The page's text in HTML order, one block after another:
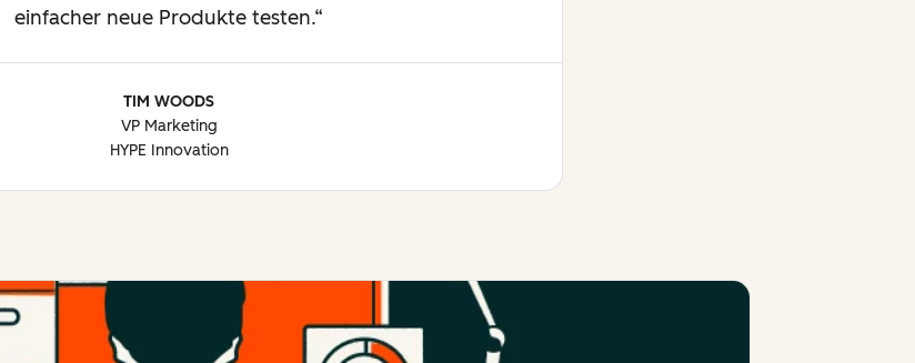
einfacher neue Produkte testen.
TIM WOODS
VP Marketing
HYPE Innovation